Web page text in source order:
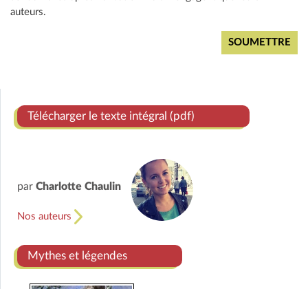
auteurs.
Télécharger le texte intégral (pdf)
par Charlotte Chaulin
Nos auteurs
Mythes et légendes